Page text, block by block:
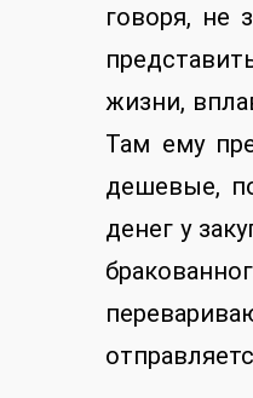
говоря, не
жизни,
Там ему
дешевые,
денег у